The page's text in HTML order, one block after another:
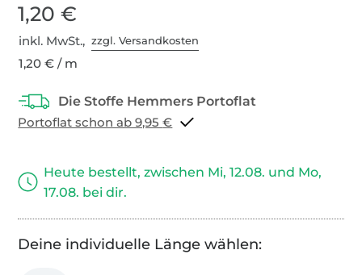
1,20 €
inkl. MwSt.,zzgl. Versandkosten
1,20 € / m
Portoflat schon ab 9,95 €
Heute bestellt, zwischen Mi, 12.08. und Mo,
17.08. bei dir.
Deine individuelle Länge wählen: